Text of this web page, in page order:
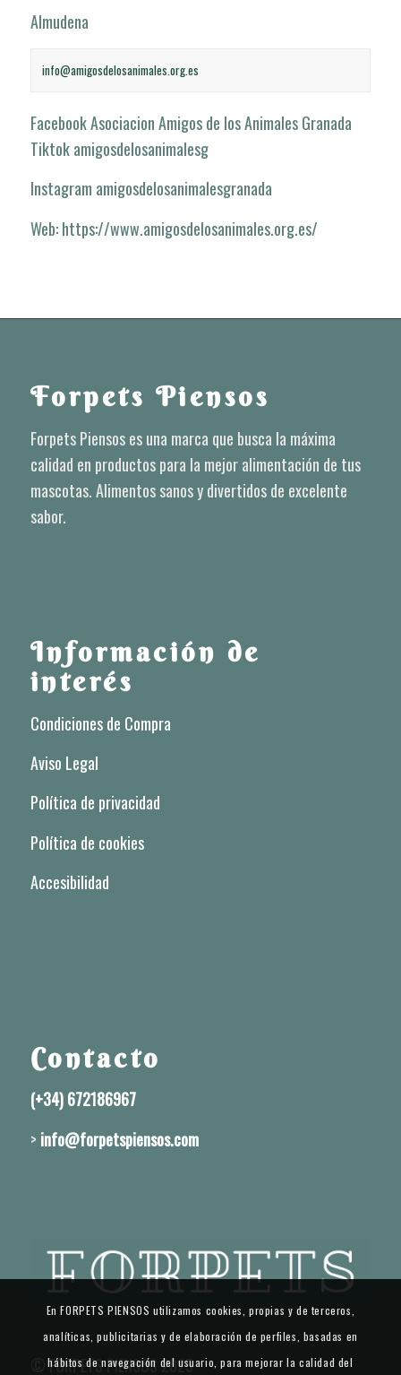
Almudena
info@amigosdelosanimales.org.es
Facebook Asociacion Amigos de los Animales Granada
Tiktok amigosdelosanimalesg
Instagram amigosdelosanimalesgranada
Web: https://www.amigosdelosanimales.org.es/
Forpets Piensos
Forpets Piensos es una marca que busca la máxima
calidad en productos para la mejor alimentación de tus
mascotas. Alimentos sanos y divertidos de excelente
sabor.
Información de
interés
Condiciones de Compra
Aviso Legal
Política de privacidad
Política de cookies
Accesibilidad
Contacto
(+34) 672186967
> info@forpetspiensos.com
© FORPETS PIENSOS 2025
En FORPETS PIENSOS utilizamos cookies, propias y de terceros,
analíticas, publicitarias y de elaboración de perfiles, basadas en
hábitos de navegación del usuario, para mejorar la calidad del